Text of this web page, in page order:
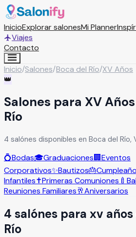
InicioExplorar salonesMi Planner
Viajes
Contacto
Inicio/Salones/Boca del Río/XV Años
👑
Salones para XV
Río
4 salónes disponibles en Boca del Río,
💍Bodas🎓Graduaciones🏢Eventos
Corporativos✨Bautizos🎂
Infantiles✝️Primeras Comuniones 🍼
Reuniones Familiares🥂Aniversarios
4 salónes para xv años
Río